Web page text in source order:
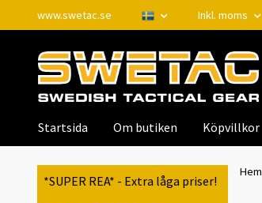
www.swetac.se Inkl. moms
Startsida Om butiken Köpvillkor
*SUPER REA* - Extra låga priser!
Hem